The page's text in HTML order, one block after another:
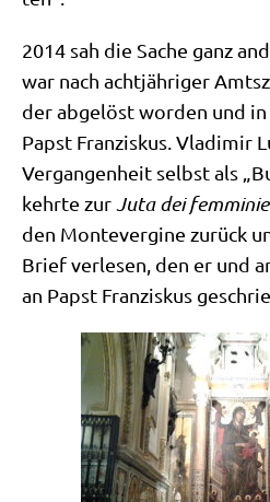
2014 sah die Sache ganz
war nach acht­jäh­ri­ger
der abge­löst wor­den und
Papst Fran­zis­kus. Vla­di­mir
Ver­gan­gen­heit selbst als
kehr­te zurJuta dei
den Mon­te­ver­gi­ne zurück
Brief ver­le­sen, den er und
an Papst Fran­zis­kus